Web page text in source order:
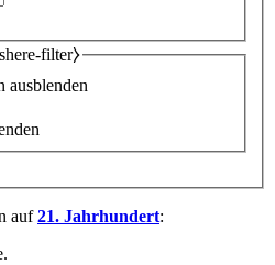
filter⧽
ausblenden
auf21. Jahrhundert: